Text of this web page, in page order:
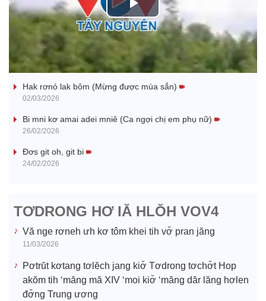
P
a
V
e
o
Nhớ bạn
Hak rơnó lak bôm (Mừng được mùa sắn)
02/03/2026
Bi mni kơ amai adei mniê (Ca ngợi chị em phụ nữ)
26/02/2026
Đơs git oh, git bi
24/02/2026
TƠDRONG HƠ IĂ HLŎH VOV4
Vă nge rơneh ưh kơ tôm khei tih vơ̆ pran jăng
11/03/2026
Pơtrŭt kơtang tơlĕch jang kiơ̆ Tơdrong tơchơ̆t Hop
akŏm tih ‘măng mă XIV ‘moi kiơ̆ ‘măng dăr lăng hơlen
đơ̆ng Trung ương